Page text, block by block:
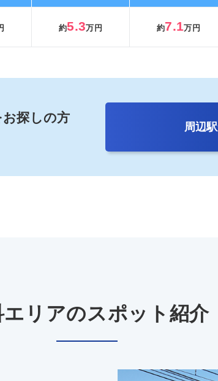
約5.3万円 約7.1万円
お探しの方
周辺
エリアのスポット紹介